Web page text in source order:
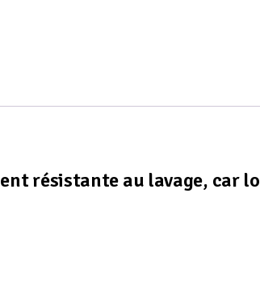
résistante au lavage, car